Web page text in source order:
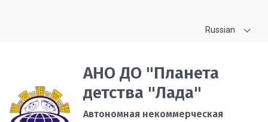
Russian
АНО ДО "Планета
детства "Лада"
Автономная некоммерческая